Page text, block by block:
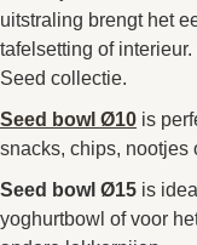
uitstraling brengt het
tafelsetting of
Seed collectie.
Seed bowl Ø10 is
snacks, chips, nootjes
Seed bowl Ø15 is
yoghurtbowl of voor